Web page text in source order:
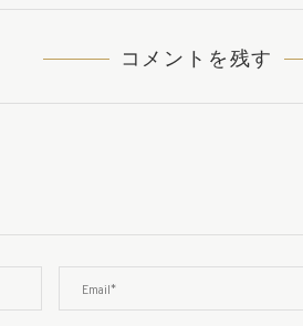
コメントを残す